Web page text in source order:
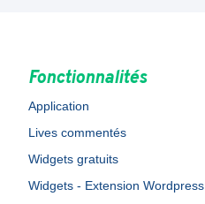
Fonctionnalités
Application
Lives commentés
Widgets gratuits
Widgets - Extension Wordpress